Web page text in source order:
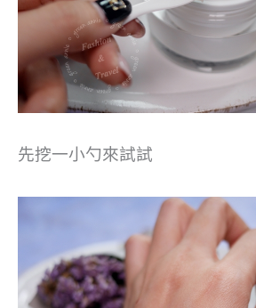
先挖一小勺來試試